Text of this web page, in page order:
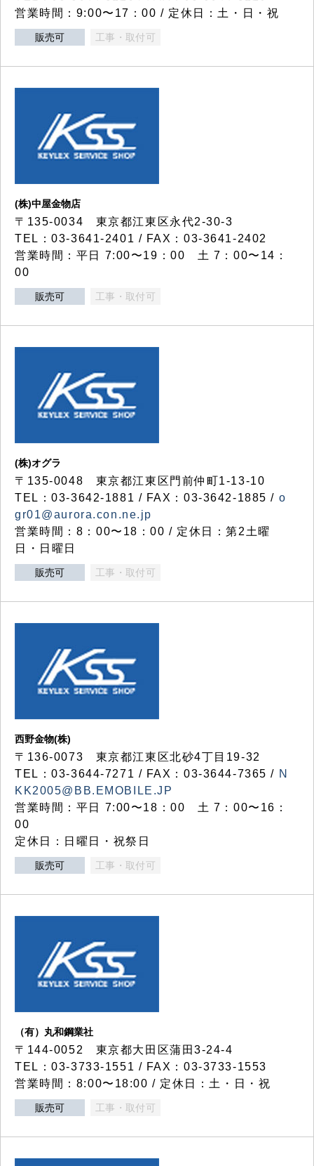
営業時間：9:00〜17：00 / 定休日：土・日・祝
販売可 工事・取付可
(株)中屋金物店
〒135-0034 東京都江東区永代2-30-3
TEL：03-3641-2401 / FAX：03-3641-2402
営業時間：平日 7:00〜19：00 土 7：00〜14：
00
販売可 工事・取付可
(株)オグラ
〒135-0048 東京都江東区門前仲町1-13-10
TEL：03-3642-1881 / FAX：03-3642-1885 / o
gr01@aurora.con.ne.jp
営業時間：8：00〜18：00 / 定休日：第2土曜
日・日曜日
販売可 工事・取付可
西野金物(株)
〒136-0073 東京都江東区北砂4丁目19-32
TEL：03‐3644‐7271 / FAX：03-3644-7365 / N
KK2005@BB.EMOBILE.JP
営業時間：平日 7:00〜18：00 土 7：00〜16：
00
定休日：日曜日・祝祭日
販売可 工事・取付可
（有）丸和鋼業社
〒144-0052 東京都大田区蒲田3-24-4
TEL：03-3733-1551 / FAX：03-3733-1553
営業時間：8:00〜18:00 / 定休日：土・日・祝
販売可 工事・取付可